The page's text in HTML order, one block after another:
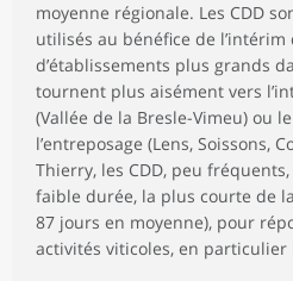
moyenne régionale. Les CDD
utilisés au bénéfice de
d’établissements plus grands
tournent plus aisément vers
(Vallée de la Bresle-Vimeu) ou
l’entreposage (Lens, Soissons,
Thierry, les CDD, peu
faible durée, la plus courte de
87 jours en moyenne), pour
activités viticoles, en particulier